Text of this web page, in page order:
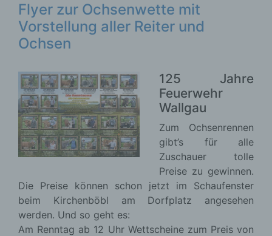
Flyer zur Ochsenwette mit
Vorstellung aller Reiter und
Ochsen
125 Jahre
Feuerwehr
Wallgau
Zum Ochsenrennen
gibt’s für alle
Zuschauer tolle
Preise zu gewinnen.
Die Preise können schon jetzt im Schaufenster
beim Kirchenböbl am Dorfplatz angesehen
werden. Und so geht es:
Am Renntag ab 12 Uhr Wettscheine zum Preis von